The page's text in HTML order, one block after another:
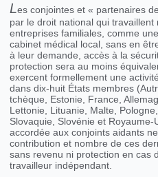
Les conjointes et « partenaires
par le droit national qui
entreprises familiales, comme
cabinet médical local, sans en
à leur demande, accès à la
protection sera au moins
exercent formellement une
dans dix-huit États membres
tchèque, Estonie, France,
Lettonie, Lituanie, Malte,
Slovaquie, Slovénie et
accordée aux conjoints aidants
contribution et nombre de ces
sans revenu ni protection en cas
travailleur indépendant.